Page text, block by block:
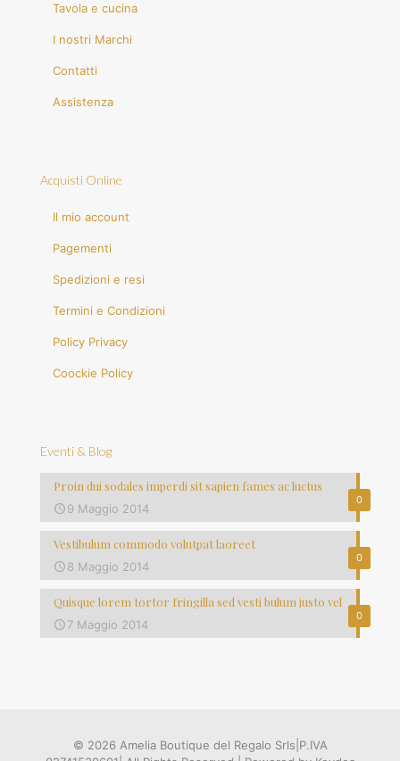
Tavola e cucina
I nostri Marchi
Contatti
Assistenza
Acquisti Online
Il mio account
Pagementi
Spedizioni e resi
Termini e Condizioni
Policy Privacy
Coockie Policy
Eventi & Blog
0
Proin dui sodales imperdi sit sapien fames ac luctus
9 Maggio 2014
0
Vestibulum commodo volutpat laoreet
8 Maggio 2014
0
Quisque lorem tortor fringilla sed vesti bulum justo vel
7 Maggio 2014
© 2026 Amelia Boutique del Regalo Srls|P.IVA